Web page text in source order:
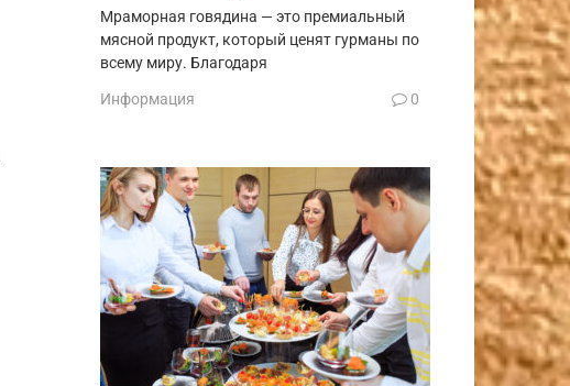
Мраморная говядина — это премиальный
мясной продукт, который ценят гурманы по
всему миру. Благодаря
Информация 0